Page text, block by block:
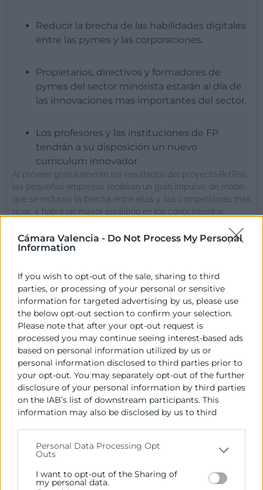
Cámara Valencia - Do Not Process My Personal
Information
If you wish to opt-out of the sale, sharing to third
parties, or processing of your personal or sensitive
information for targeted advertising by us, please use
the below opt-out section to confirm your selection.
Please note that after your opt-out request is
processed you may continue seeing interest-based ads
based on personal information utilized by us or
personal information disclosed to third parties prior to
your opt-out. You may separately opt-out of the further
disclosure of your personal information by third parties
on the IAB’s list of downstream participants. This
information may also be disclosed by us to third
Please note that this website/app uses one or more
Google services and may gather and store information
including but not limited to your visit or usage
Personal Data Processing Opt
Outs
I want to opt-out of the Sharing of
my personal data.
Reducir la brecha de las habilidades digitales
entre las pymes y las corporaciones.
Propietarios, directivos y formadores de
pymes del sector minorista estarán al día de
las innovaciones mas importantes del sector.
Los profesores y las instituciones de FP
tendrán a su disposición un nuevo
curriculum innovador.
Al proveer gratuitamente los resultados del proyecto RetRail,
las pequeñas empresas recibirán un gran impulso, de modo
que se reducirá la brecha entre ellas y sus competidores más
ricos, y habrá un mayor equilibrio en los conocimientos
WEB PROYECTO